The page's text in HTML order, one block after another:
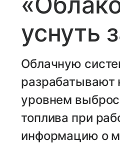
уснуть
Облачную
разрабатывают
уровнем
топлива при
информацию о